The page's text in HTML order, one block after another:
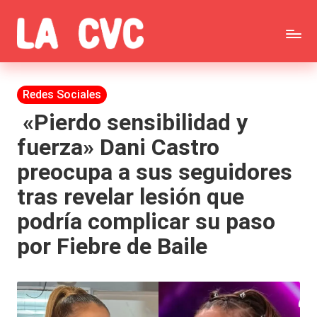
Saltar
al
contenido
C
o
p
u
c
h
a
s
y
F
ar
Todas
las
noticias
de
la
farándula,
Realitys,
Tierra
Gran
Publicada
Redes Sociales
«Pierdo sensibilidad y
fuerza» Dani Castro
preocupa a sus seguidores
tras revelar lesión que
podría complicar su paso
por Fiebre de Baile